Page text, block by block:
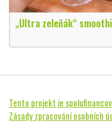
„Ultra zeleňák“
Tento projekt je
Zásady zpracování osobních